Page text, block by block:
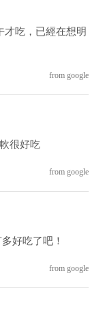
才吃，已經在想明
from google
很好吃
from google
好吃了吧！
from google